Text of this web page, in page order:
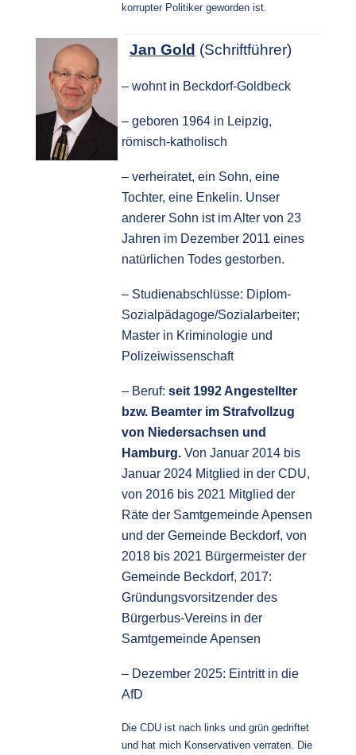
korrupter Politiker geworden ist.
Jan Gold (Schriftführer)
– wohnt in Beckdorf-Goldbeck
– geboren 1964 in Leipzig,
römisch-katholisch
– verheiratet, ein Sohn, eine
Tochter, eine Enkelin. Unser
anderer Sohn ist im Alter von 23
Jahren im Dezember 2011 eines
natürlichen Todes gestorben.
– Studienabschlüsse: Diplom-
Sozialpädagoge/Sozialarbeiter;
Master in Kriminologie und
Polizeiwissenschaft
– Beruf: seit 1992 Angestellter
bzw. Beamter im Strafvollzug
von Niedersachsen und
Hamburg. Von Januar 2014 bis
Januar 2024 Mitglied in der CDU,
von 2016 bis 2021 Mitglied der
Räte der Samtgemeinde Apensen
und der Gemeinde Beckdorf, von
2018 bis 2021 Bürgermeister der
Gemeinde Beckdorf, 2017:
Gründungsvorsitzender des
Bürgerbus-Vereins in der
Samtgemeinde Apensen
– Dezember 2025: Eintritt in die
AfD
Die CDU ist nach links und grün gedriftet
und hat mich Konservativen verraten. Die